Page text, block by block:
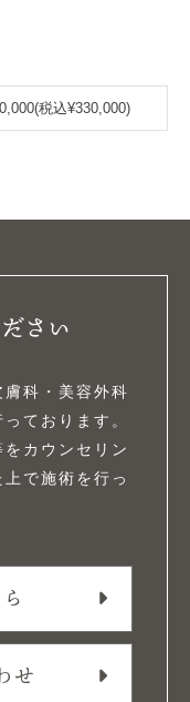
税込¥330,000)
さい
科・美容外科
ております。
カウンセリン
で施術を行っ
せ